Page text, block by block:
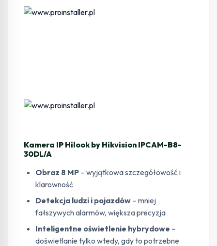
Kamera IP Hilook by Hikvision IPCAM-B8-
30DL/A
Obraz 8 MP – wyjątkowa szczegółowość i
klarowność
Detekcja ludzi i pojazdów – mniej
fałszywych alarmów, większa precyzja
Inteligentne oświetlenie hybrydowe –
doświetlanie tylko wtedy, gdy to potrzebne